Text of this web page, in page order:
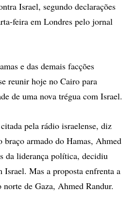
Israel, segundo declarações
feira em Londres pelo jornal
e das demais facções
reunir hoje no Cairo para
de uma nova trégua com Israel.
pela rádio israelense, diz
braço armado do Hamas, Ahmed
da liderança política, decidiu
Israel. Mas a proposta enfrenta a
norte de Gaza, Ahmed Randur.